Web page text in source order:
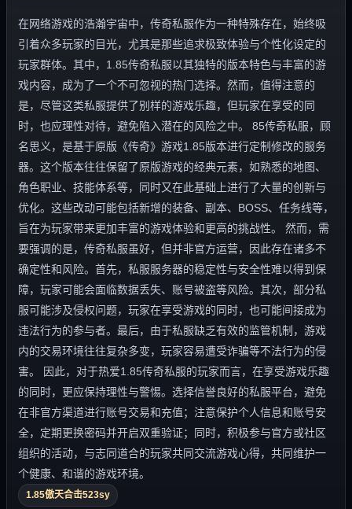
在网络游戏的浩瀚宇宙中，传奇私服作为一种特殊存在，始终吸
引着众多玩家的目光，尤其是那些追求极致体验与个性化设定的
玩家群体。其中，1.85传奇私服以其独特的版本特色与丰富的游
戏内容，成为了一个不可忽视的热门选择。然而，值得注意的
是，尽管这类私服提供了别样的游戏乐趣，但玩家在享受的同
时，也应理性对待，避免陷入潜在的风险之中。 85传奇私服，顾
名思义，是基于原版《传奇》游戏1.85版本进行定制修改的服务
器。这个版本往往保留了原版游戏的经典元素，如熟悉的地图、
角色职业、技能体系等，同时又在此基础上进行了大量的创新与
优化。这些改动可能包括新增的装备、副本、BOSS、任务线等，
旨在为玩家带来更加丰富的游戏体验和更高的挑战性。 然而，需
要强调的是，传奇私服虽好，但并非官方运营，因此存在诸多不
确定性和风险。首先，私服服务器的稳定性与安全性难以得到保
障，玩家可能会面临数据丢失、账号被盗等风险。其次，部分私
服可能涉及侵权问题，玩家在享受游戏的同时，也可能间接成为
违法行为的参与者。最后，由于私服缺乏有效的监管机制，游戏
内的交易环境往往复杂多变，玩家容易遭受诈骗等不法行为的侵
害。 因此，对于热爱1.85传奇私服的玩家而言，在享受游戏乐趣
的同时，更应保持理性与警惕。选择信誉良好的私服平台，避免
在非官方渠道进行账号交易和充值；注意保护个人信息和账号安
全，定期更换密码并开启双重验证；同时，积极参与官方或社区
组织的活动，与志同道合的玩家共同交流游戏心得，共同维护一
个健康、和谐的游戏环境。
1.85傲天合击523sy